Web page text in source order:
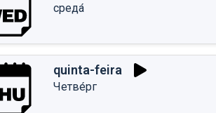
среда́
quinta-feira
Четве́рг